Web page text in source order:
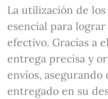
La utilización de
esencial para
efectivo. Gracias a
entrega precisa y
envíos, asegurando
entregado en su